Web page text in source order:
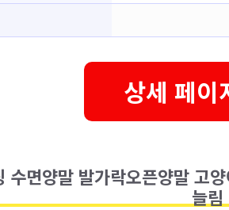
상세 페이
수면양말 발가락오픈양말 고
늘림